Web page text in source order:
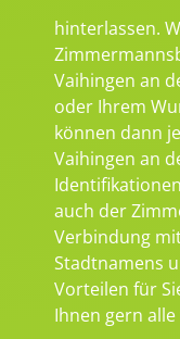
hinterlassen.
Vaihingen an
oder Ihrem
können dann
Vaihingen an
auch der
Verbindung
Stadtnamens
Vorteilen für
Ihnen gern